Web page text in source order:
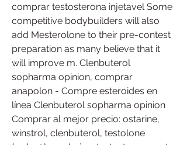
comprar testosterona injetavel Some
competitive bodybuilders will also
add Mesterolone to their pre-contest
preparation as many believe that it
will improve m. Clenbuterol
sopharma opinion, comprar
anapolon - Compre esteroides en
línea Clenbuterol sopharma opinion
Comprar al mejor precio: ostarine,
winstrol, clenbuterol, testolone